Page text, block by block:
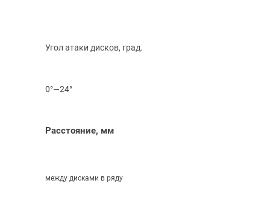
Угол атаки дисков, град.
0°—24°
Расстояние, мм
между дисками в ряду